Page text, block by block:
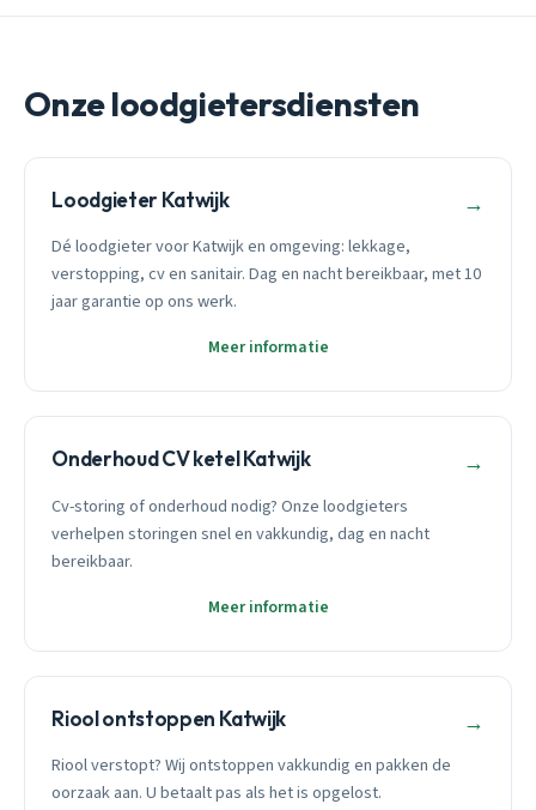
Onze loodgietersdiensten
Loodgieter Katwijk →
Dé loodgieter voor Katwijk en omgeving: lekkage,
verstopping, cv en sanitair. Dag en nacht bereikbaar, met 10
jaar garantie op ons werk.
Meer informatie
Onderhoud CV ketel Katwijk →
Cv-storing of onderhoud nodig? Onze loodgieters
verhelpen storingen snel en vakkundig, dag en nacht
bereikbaar.
Meer informatie
Riool ontstoppen Katwijk →
Riool verstopt? Wij ontstoppen vakkundig en pakken de
oorzaak aan. U betaalt pas als het is opgelost.